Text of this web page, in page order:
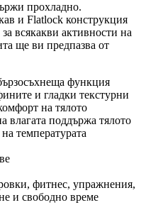
прохладно.
и Flatlock конструкция
всякакви активности на
ще ви предпазва от
функция
и гладки текстурни
на тялото
влагата поддържа тялото
температурата
фитнес, упражнения,
и свободно време